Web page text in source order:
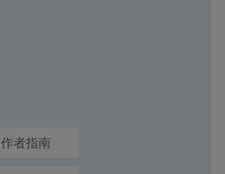
作者指南